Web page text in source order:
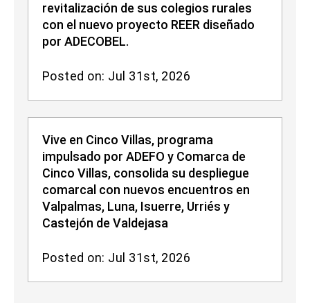
revitalización de sus colegios rurales
con el nuevo proyecto REER diseñado
por ADECOBEL.
Posted on: Jul 31st, 2026
Vive en Cinco Villas, programa
impulsado por ADEFO y Comarca de
Cinco Villas, consolida su despliegue
comarcal con nuevos encuentros en
Valpalmas, Luna, Isuerre, Urriés y
Castejón de Valdejasa
Posted on: Jul 31st, 2026